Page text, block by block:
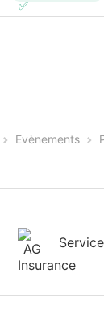
Evènements